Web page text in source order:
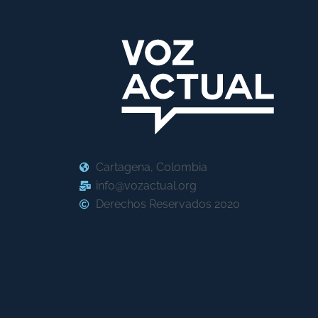
Cartagena, Colombia
info@vozactual.org
Derechos Reservados 2020